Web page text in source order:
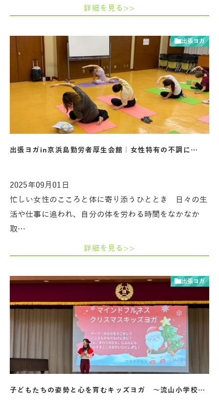
詳細を見る>>
出張ヨガ
出張ヨガin京浜島勤労者厚生会館｜女性特有の不調に…
2025年09月01日
忙しい女性のこころと体に寄り添うひととき 日々の生
活や仕事に追われ、自分の体を労わる時間をなかなか
取…
詳細を見る>>
出張ヨガ
子どもたちの姿勢と心を育むキッズヨガ ～流山小学校…